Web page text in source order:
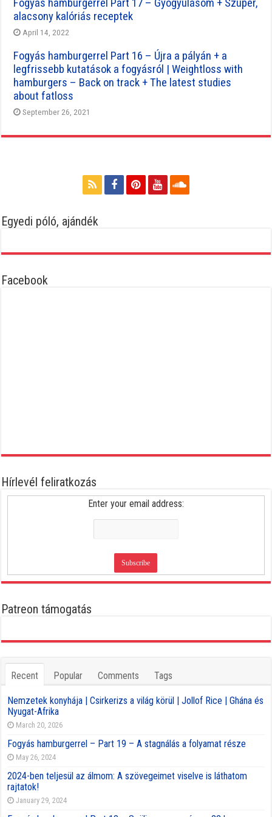
Fogyás hamburgerrel Part 17 – Gyógyulásom + Szuper,
alacsony kalóriás receptek
April 14, 2022
Fogyás hamburgerrel Part 16 – Újra a pályán + a
legfrissebb kutatások a fogyásról | Weightloss with
hamburgers – Back on track + The latest studies
about fatloss
September 26, 2021
Egyedi póló, ajándék
Facebook
Hírlevél feliratkozás
Enter your email address:
Patreon támogatás
Recent Popular Comments Tags
Nemzetek konyhája | Csirkerizs a világ körül | Jollof Rice | Ghána és
Nyugat-Afrika
March 20, 2026
Fogyás hamburgerrel – Part 19 – A stagnálás a folyamat része
May 26, 2024
2024-ben teljesül az álmom: A szövegeimet viselve is láthatom
rajtatok!
January 29, 2024